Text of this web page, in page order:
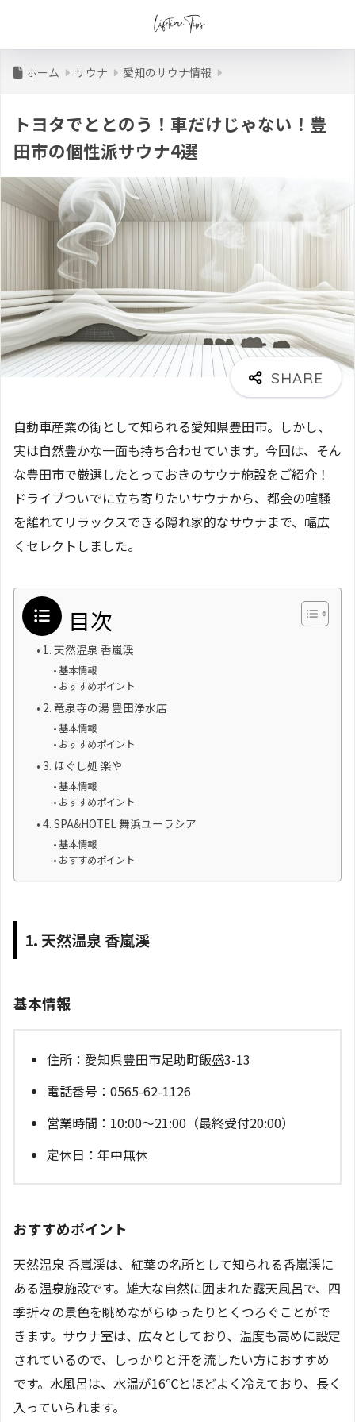
ホーム サウナ 愛知のサウナ情報
トヨタでととのう！車だけじゃない！豊
田市の個性派サウナ4選
自動車産業の街として知られる愛知県豊田市。しかし、
実は自然豊かな一面も持ち合わせています。今回は、そん
な豊田市で厳選したとっておきのサウナ施設をご紹介！
ドライブついでに立ち寄りたいサウナから、都会の喧騒
を離れてリラックスできる隠れ家的なサウナまで、幅広
くセレクトしました。
目次
1. 天然温泉 香嵐渓
基本情報
おすすめポイント
2. 竜泉寺の湯 豊田浄水店
基本情報
おすすめポイント
3. ほぐし処 楽や
基本情報
おすすめポイント
4. SPA&HOTEL 舞浜ユーラシア
基本情報
おすすめポイント
1. 天然温泉 香嵐渓
基本情報
住所：愛知県豊田市足助町飯盛3-13
電話番号：0565-62-1126
営業時間：10:00～21:00（最終受付20:00）
定休日：年中無休
おすすめポイント
天然温泉 香嵐渓は、紅葉の名所として知られる香嵐渓に
ある温泉施設です。雄大な自然に囲まれた露天風呂で、四
季折々の景色を眺めながらゆったりとくつろぐことがで
きます。サウナ室は、広々としており、温度も高めに設定
されているので、しっかりと汗を流したい方におすすめ
です。水風呂は、水温が16℃とほどよく冷えており、長く
入っていられます。